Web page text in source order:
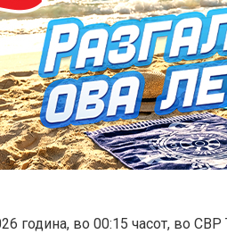
година, во 00:15 часот, во